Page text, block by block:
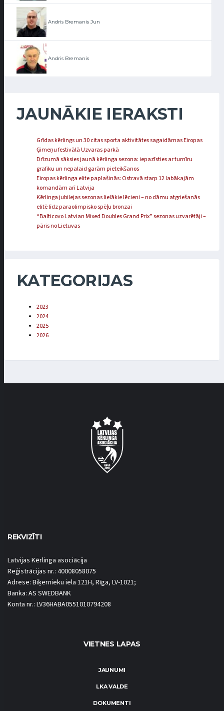
Andris Bremanis Jun
Andris Bremanis
JAUNĀKIE IERAKSTI
Grīdas kērlings un 30 citas sporta aktivitātes sagaidāmas Eiropas
Ģimeņu festivālā Uzvaras parkā
Drīzumā sāksies jaunā kērlinga sezona: iepazīsties ar turnīru
grafiku un nepalaid garām pieteikšanos
Eiropas kērlinga elite paplašinās: Ostravā starp 12 labākajām
komandām arī Latvija
Kērlinga jubilejas sezonas lielākie lēcieni – no dāmu atgriešanās
elitē līdz paraolimpisko spēļu bronzai
“Balticovo Latvian Mixed Doubles Grand Prix” sezonas uzvarētāji –
pāris no Lietuvas
KATEGORIJAS
2023
2024
2025
2026
REKVIZĪTI
Latvijas Kērlinga asociācija
Reģistrācijas nr.: 40008058075
Adrese: Biķernieku iela 121H, Rīga, LV-1021;
Banka: AS SWEDBANK
Konta nr.: LV36HABA0551010794208
VIETNES LAPAS
JAUNUMI
LKA VALDE
DOKUMENTI